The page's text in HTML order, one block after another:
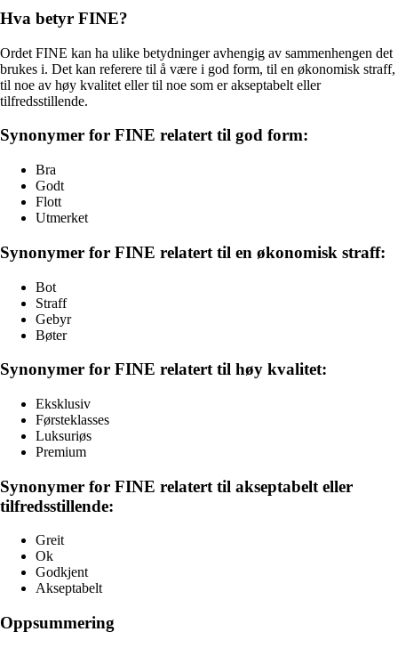
Hva betyr FINE?
Ordet FINE kan ha ulike betydninger avhengig av sammenhengen det
brukes i. Det kan referere til å være i god form, til en økonomisk straff,
til noe av høy kvalitet eller til noe som er akseptabelt eller
tilfredsstillende.
Synonymer for FINE relatert til god form:
Bra
Godt
Flott
Utmerket
Synonymer for FINE relatert til en økonomisk straff:
Bot
Straff
Gebyr
Bøter
Synonymer for FINE relatert til høy kvalitet:
Eksklusiv
Førsteklasses
Luksuriøs
Premium
Synonymer for FINE relatert til akseptabelt eller
tilfredsstillende:
Greit
Ok
Godkjent
Akseptabelt
Oppsummering